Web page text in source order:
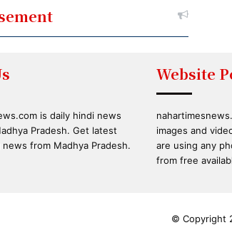
is daily hindi news
Pradesh. Get latest
from Madhya Pradesh.
Website
images and
are using any
from free
© Copyright